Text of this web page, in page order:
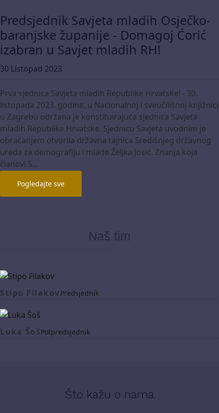
Predsjednik Savjeta mladih Osječko-
baranjske županije - Domagoj Ćorić
izabran u Savjet mladih RH!
30 Listopad 2023
Prva sjednica Savjeta mladih Republike Hrvatske! - 30.
listopada 2023. godine, u Nacionalnoj i sveučilišnoj knjižnici
u Zagrebu održana je konstituirajuća sjednica Savjeta
mladih Republike Hrvatske. Sjednicu Savjeta uvodnim je
obraćanjem otvorila državna tajnica Središnjeg državnog
ureda za demografiju i mlade Željka Josić. Znanja koja
članovi S...
Pogledajte sve
Naš tim
Stipo FilakovPredsjednik
Luka ŠošPotpredsjednik
Što kažu o nama